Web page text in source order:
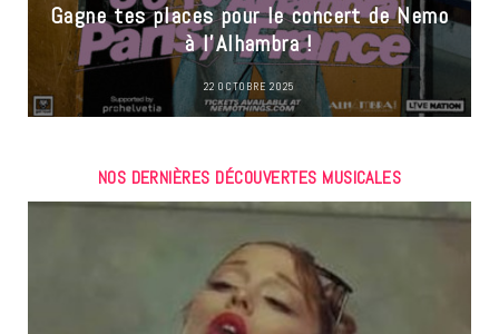
Gagne tes places pour le concert de Nemo
à l’Alhambra !
22 OCTOBRE 2025
NOS DERNIÈRES DÉCOUVERTES MUSICALES